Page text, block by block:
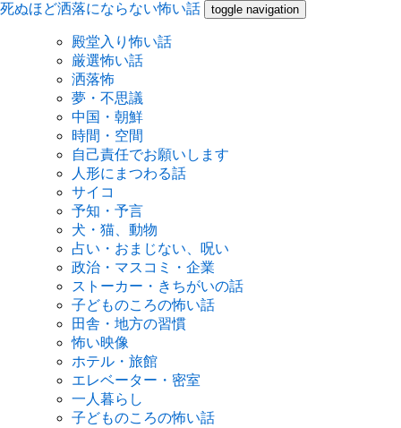
死ぬほど洒落にならない怖い話 toggle navigation
殿堂入り怖い話
厳選怖い話
洒落怖
夢・不思議
中国・朝鮮
時間・空間
自己責任でお願いします
人形にまつわる話
サイコ
予知・予言
犬・猫、動物
占い・おまじない、呪い
政治・マスコミ・企業
ストーカー・きちがいの話
子どものころの怖い話
田舎・地方の習慣
怖い映像
ホテル・旅館
エレベーター・密室
一人暮らし
子どものころの怖い話